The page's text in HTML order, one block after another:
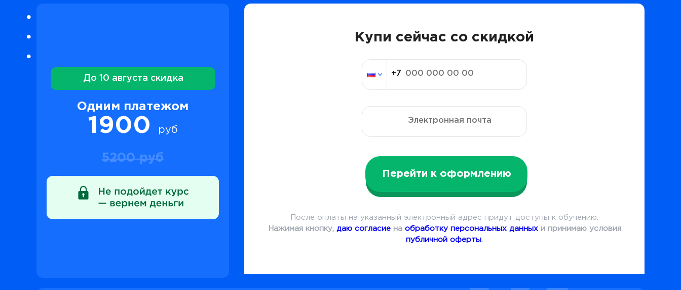
До 10 августа скидка
Одним платежом
1900 руб
5200 руб
Купи сейчас со скидкой
Перейти к оформлению
После оплаты на указанный электронный адрес придут доступы к обучению.
Нажимая кнопку, даю согласиена обработку персональных данныхи принимаю условия
публичной оферты.